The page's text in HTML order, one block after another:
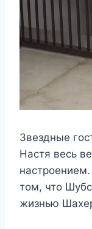
Звездные
Настя весь
том, что
жизнью